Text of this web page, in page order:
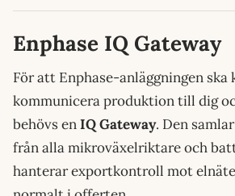
Enphase IQ Gateway
För att Enphase-anläggningen ska
kommunicera produktion till dig
behövs enIQ Gateway. Den
från alla mikroväxelriktare och
hanterar exportkontroll mot